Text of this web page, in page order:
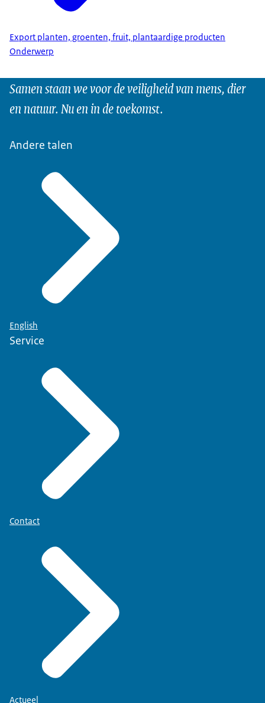
Export planten, groenten, fruit, plantaardige producten
Onderwerp
Samen staan we voor de veiligheid van mens, dier
en natuur. Nu en in de toekomst.
Andere talen
English
Service
Contact
Actueel